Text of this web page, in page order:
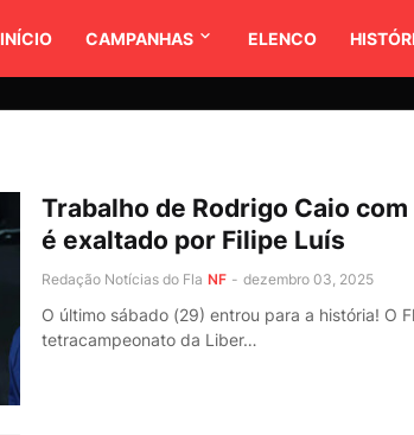
INÍCIO CAMPANHAS ELENCO
Trabalho de Rodrigo Caio
é exaltado por Filipe Luís
Redação Notícias do Fla NF - dezembro 03, 2025
O último sábado (29) entrou para a história! O
tetracampeonato da Liber…